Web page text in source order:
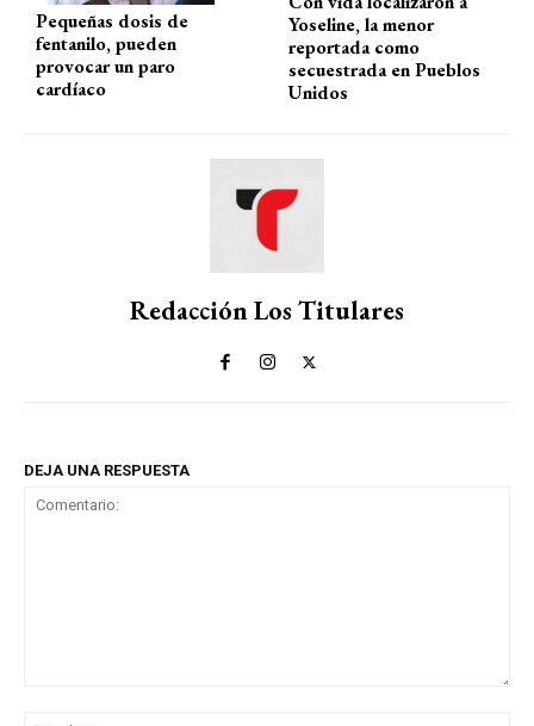
Pequeñas dosis de
fentanilo, pueden
provocar un paro
cardíaco
Yoseline, la menor
reportada como
secuestrada en Pueblos
Unidos
Redacción Los Titulares
DEJA UNA RESPUESTA